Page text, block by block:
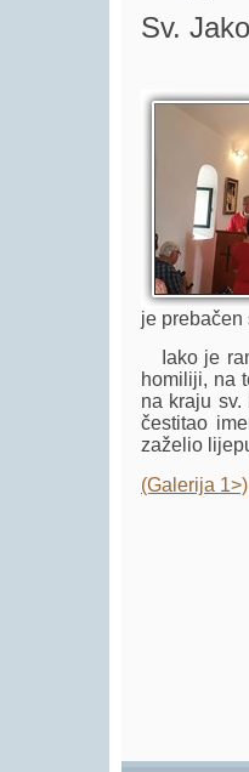
Sv.
je prebačen
Iako je
homiliji, na
na kraju
čestitao
zaželio
(Galerija 1>)